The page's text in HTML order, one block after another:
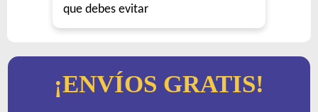
que debes evitar
¡ENVÍOS GRATIS!